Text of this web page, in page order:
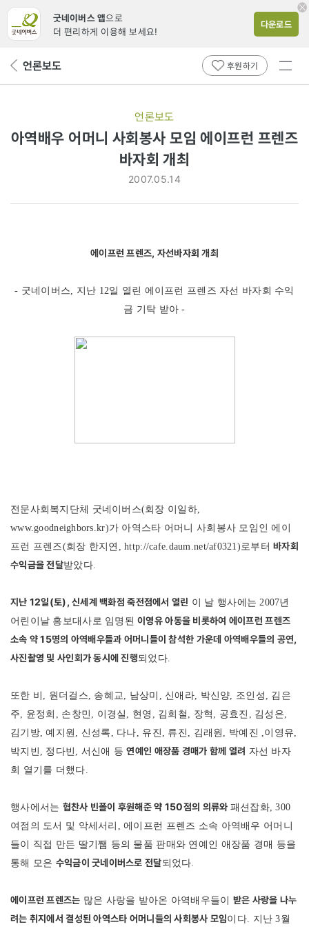
굿네이버스 앱으로
더 편리하게 이용해 보세요!
다운로드
뒤 언론보도 후원하기
전체
언론보도
아역배우 어머니 사회봉사 모임 에이프런 프렌즈
바자회 개최
2007.05.14
에이프런 프렌즈, 자선바자회 개최
- 굿네이버스, 지난 12일 열린 에이프런 프렌즈 자선 바자회 수익
금 기탁 받아 -
전문사회복지단체 굿네이버스(회장 이일하,
www.goodneighbors.kr)가 아역스타 어머니 사회봉사 모임인 에이
프런 프렌즈(회장 한지연,http://cafe.daum.net/af0321 )로부터바자회
수익금을 전달받았다.
지난 12일(토), 신세계 백화점 죽전점에서 열린 이 날 행사에는 2007년
어린이날 홍보대사로 임명된이영유 아동을 비롯하여 에이프런 프렌즈
소속 약 15명의 아역배우들과 어머니들이 참석한 가운데 아역배우들의 공연,
사진촬영 및 사인회가 동시에 진행되었다.
또한 비, 원더걸스, 송혜교, 남상미, 신애라, 박신양, 조인성, 김은
주, 윤정희, 손창민, 이경실, 현영, 김희철, 장혁, 공효진, 김성은,
김기방, 예지원, 신성록, 다나, 유진, 류진, 김래원, 박예진 ,이영유,
박지빈, 정다빈, 서신애 등연예인 애장품 경매가 함께 열려 자선 바자
회 열기를 더했다.
행사에서는 협찬사 빈폴이 후원해준 약 150점의 의류와 패션잡화, 300
여점의 도서 및 악세서리, 에이프런 프렌즈 소속 아역배우 어머니
들이 직접 만든 딸기쨈 등의 물품 판매와 연예인 애장품 경매 등을
통해 모은 수익금이 굿네이버스로 전달되었다.
에이프런 프렌즈는 많은 사랑을 받아온 아역배우들이 받은 사랑을 나누
려는 취지에서 결성된 아역스타 어머니들의 사회봉사 모임이다. 지난 3월